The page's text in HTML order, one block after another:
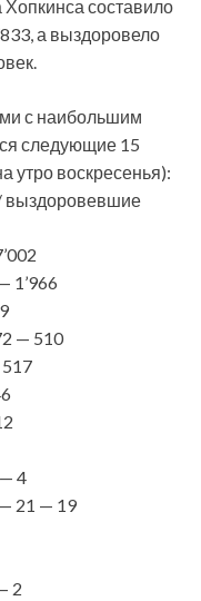
составило
а выздоровело
с наибольшим
следующие 15
утро воскресенья):
выздоровевшие
1’966
— 510
4
21 — 19
2